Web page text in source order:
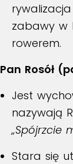
zabawy w
rowerem.
Pan Rosół
Jest
nazywają
„Spójrzcie
Stara się